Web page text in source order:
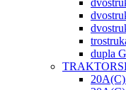
dupla